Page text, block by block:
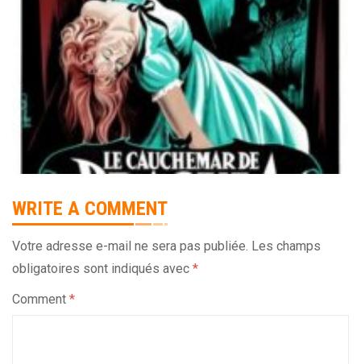
WRITE A COMMENT
Votre adresse e-mail ne sera pas publiée. Les champs
obligatoires sont indiqués avec *
Comment *